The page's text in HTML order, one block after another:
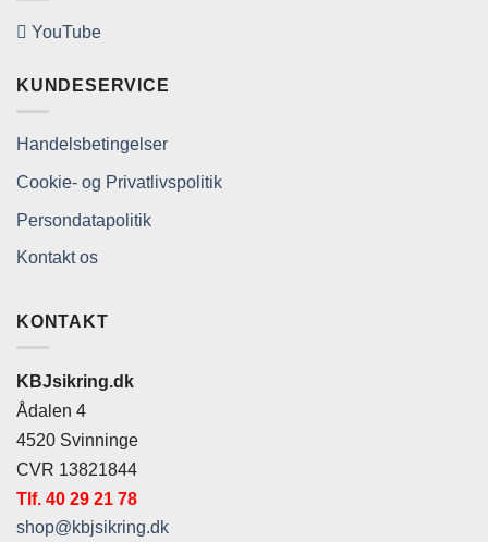
YouTube
KUNDESERVICE
Handelsbetingelser
Cookie- og Privatlivspolitik
Persondatapolitik
Kontakt os
KONTAKT
KBJsikring.dk
Ådalen 4
4520 Svinninge
CVR 13821844
Tlf. 40 29 21 78
shop@kbjsikring.dk